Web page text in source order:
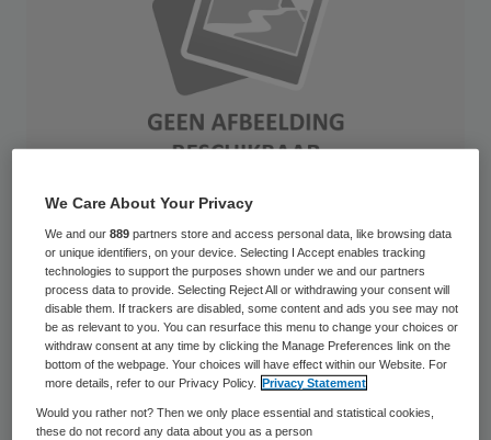
Staatssecretaris Joop Atsma (Milieu) wil
hoe dan ook dat er een oplossing komt voor
de nachtelijke vluchten van
traumahelikopters van en naar
ziekenhuizen. Op dit moment kunnen die
toestellen alleen op basis van een ontheffing
We Care About Your Privacy
We and our889 partners store and access personal data, like browsing data
or unique identifiers, on your device. Selecting I Accept enables tracking
technologies to support the purposes shown under we and our partners
process data to provide. Selecting Reject All or withdrawing your consent will
disable them. If trackers are disabled, some content and ads you see may not
be as relevant to you. You can resurface this menu to change your choices or
withdraw consent at any time by clicking the Manage Preferences link on the
bottom of the webpage. Your choices will have effect within our Website. For
more details, refer to our Privacy Policy.
Privacy Statement
Would you rather not? Then we only place essential and statistical cookies,
these do not record any data about you as a person